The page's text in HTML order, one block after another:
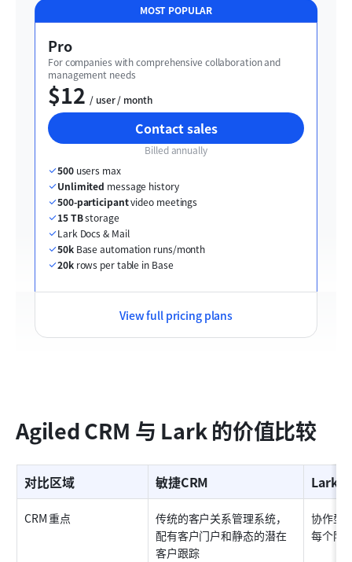
MOST POPULAR
Pro
For companies with comprehensive collaboration and
management needs
$12
  / user / month
Contact sales
Billed annually
500 users max
Unlimited message history
500-participant video meetings
15 TB storage
Lark Docs & Mail
50k Base automation runs/month
20k rows per table in Base
View full pricing plans
Agiled CRM 与 Lark 的价值比较
对比区域 敏捷CRM Lark
CRM 重点
传统的客户关系管理系统，
配有客户门户和静态的潜在
客户跟踪
协作型
每个阶